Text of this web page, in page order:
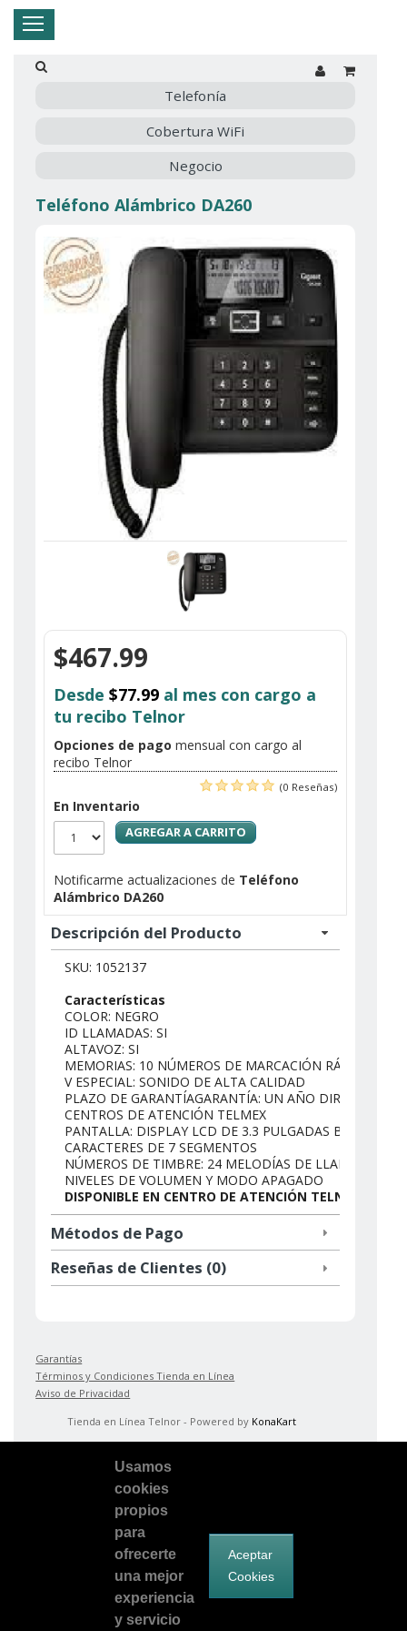
Hogar
Telefonía
Cobertura WiFi
Negocio
Teléfono Alámbrico DA260
$467.99
Desde$77.99 al mes con cargo a
tu recibo Telnor
Opciones de pago mensual con cargo al
recibo Telnor
(0 Reseñas)
En Inventario
AGREGAR A CARRITO
Notificarme actualizaciones de Teléfono
Alámbrico DA260
Descripción del Producto
SKU: 1052137
Características
COLOR: NEGRO
ID LLAMADAS: SI
ALTAVOZ: SI
MEMORIAS: 10 NÚMEROS DE MARCACIÓN RÁPIDA
V ESPECIAL: SONIDO DE ALTA CALIDAD
PLAZO DE GARANTÍAGARANTÍA: UN AÑO DIRECTO EN
CENTROS DE ATENCIÓN TELMEX
PANTALLA: DISPLAY LCD DE 3.3 PULGADAS BASADO EN
CARACTERES DE 7 SEGMENTOS
NÚMEROS DE TIMBRE: 24 MELODÍAS DE LLAMADA
NIVELES DE VOLUMEN Y MODO APAGADO
DISPONIBLE EN CENTRO DE ATENCIÓN TELNOR
Métodos de Pago
Reseñas de Clientes (0)
Garantías
Términos y Condiciones Tienda en Línea
Aviso de Privacidad
Tienda en Línea Telnor - Powered by KonaKart
Facebook
telnorsoluciona@telnor.com
Usamos
cookies
propios
para
ofrecerte
una mejor
experiencia
y servicio
Aceptar
Cookies